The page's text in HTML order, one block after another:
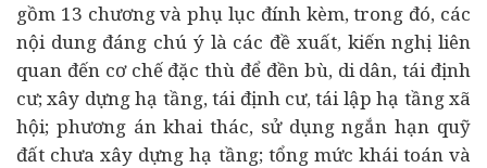
gồm 13 chương và phụ lục đính kèm, trong đó, các
nội dung đáng chú ý là các đề xuất, kiến nghị liên
quan đến cơ chế đặc thù để đền bù, di dân, tái định
cư; xây dựng hạ tầng, tái định cư, tái lập hạ tầng xã
hội; phương án khai thác, sử dụng ngắn hạn quỹ
đất chưa xây dựng hạ tầng; tổng mức khái toán và